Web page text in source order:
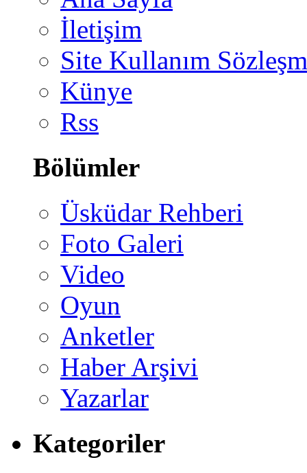
İletişim
Site Kullanım
Künye
Rss
Bölümler
Üsküdar Rehberi
Foto Galeri
Video
Oyun
Anketler
Haber Arşivi
Yazarlar
Kategoriler